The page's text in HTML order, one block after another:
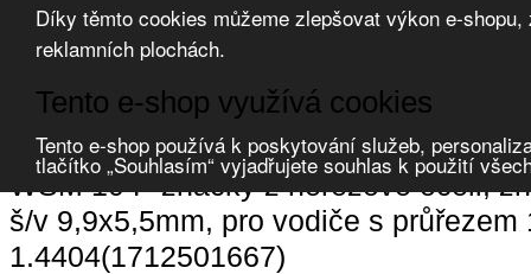
Díky těmto cookies můžeme zlepšovat výkon e-
reklamních plochách.
Tento e-shop využívá cookies
Tento e-shop používá k poskytování služeb,
tlačítko „Souhlasím“ vyjadřujete souhlas k použití
Zvolte měnu:
Přihlásit uživatele
Úvod Nářadí a systémy značení systémy značení značení vodičů a
WSM 10 P značky z nerezové oceli,
š/v 9,9x5,5mm, pro vodiče s
1.4404(1712501667)